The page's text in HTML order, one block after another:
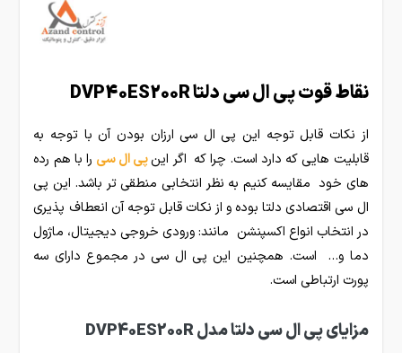
نقاط قوت پی ال سی دلتا DVP40ES200R
از نکات قابل توجه این پی ال سی ارزان بودن آن با توجه به
قابلیت هایی که دارد است. چرا که اگر اینپی ال سی را با هم رده
های خود مقایسه کنیم به نظر انتخابی منطقی تر باشد. این پی
ال سی اقتصادی دلتا بوده و از نکات قابل توجه آن انعطاف پذیری
در انتخاب انواع اکسپنشن مانند: ورودی خروجی دیجیتال، ماژول
دما و… است. همچنین این پی ال سی در مجموع دارای سه
پورت ارتباطی است.
مزایای پی ال سی دلتا مدل DVP40ES200R